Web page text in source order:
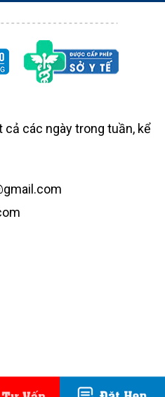
cả các ngày trong tuần, kể